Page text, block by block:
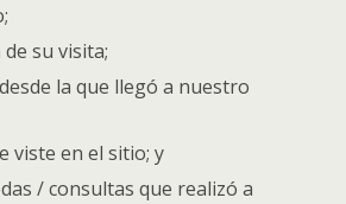
su visita;
la que llegó a nuestro
viste en el sitio; y
/ consultas que realizó a